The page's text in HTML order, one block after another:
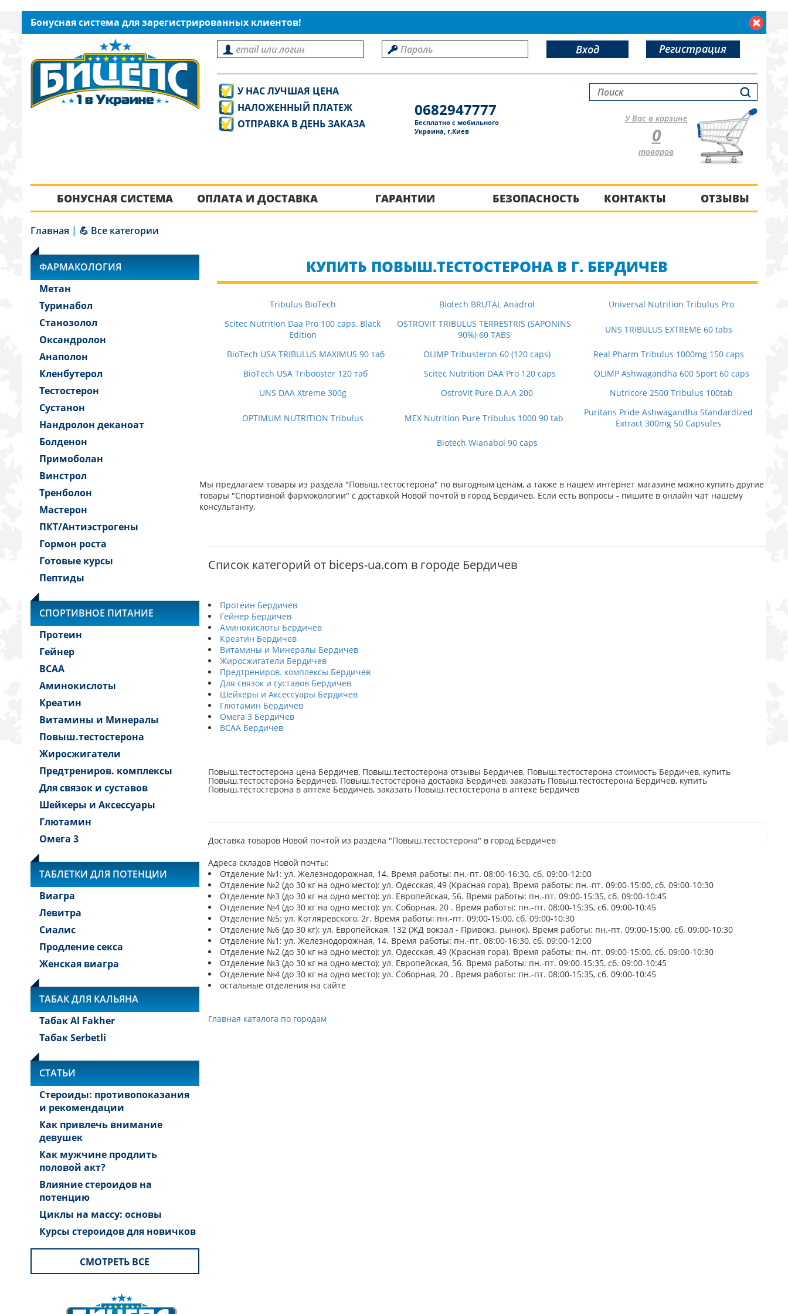
Бонусная система для зарегистрированных клиентов!
Вход Регистрация
У НАС ЛУЧШАЯ ЦЕНА
НАЛОЖЕННЫЙ ПЛАТЕЖ
ОТПРАВКА В ДЕНЬ ЗАКАЗА
0682947777
Бесплатно с мобильного
Украина, г.Киев
У Вас в корзине
0
товаров
БОНУСНАЯ СИСТЕМА ОПЛАТА И ДОСТАВКА ГАРАНТИИ БЕЗОПАСНОСТЬ КОНТАКТЫ ОТЗЫВЫ
Главная | 💪 Все категории
ФАРМАКОЛОГИЯ
Метан
Туринабол
Станозолол
Оксандролон
Анаполон
Кленбутерол
Тестостерон
Сустанон
Нандролон деканоат
Болденон
Примоболан
Винстрол
Тренболон
Мастерон
ПКТ/Антиэстрогены
Гормон роста
Готовые курсы
Пептиды
СПОРТИВНОЕ ПИТАНИЕ
Протеин
Гейнер
BCAA
Аминокислоты
Креатин
Витамины и Минералы
Повыш.тестостерона
Жиросжигатели
Предтрениров. комплексы
Для связок и суставов
Шейкеры и Аксессуары
Глютамин
Омега 3
ТАБЛЕТКИ ДЛЯ ПОТЕНЦИИ
Виагра
Левитра
Сиалис
Продление секса
Женская виагра
ТАБАК ДЛЯ КАЛЬЯНА
Табак Al Fakher
Табак Serbetli
СТАТЬИ
Стероиды: противопоказания
и рекомендации
Как привлечь внимание
девушек
Как мужчине продлить
половой акт?
Влияние стероидов на
потенцию
Циклы на массу: основы
Курсы стероидов для новичков
СМОТРЕТЬ ВСЕ
КУПИТЬ ПОВЫШ.ТЕСТОСТЕРОНА В Г. БЕРДИЧЕВ
Tribulus BioTech Biotech BRUTAL Anadrol
Universal Nutrition Tribulus Pro
Scitec Nutrition Daa Pro 100 caps. Black
Edition
OSTROVIT TRIBULUS TERRESTRIS (SAPONINS
90%) 60 TABS
UNS TRIBULUS EXTREME 60 tabs
BioTech USA TRIBULUS MAXIMUS 90 таб OLIMP Tribusteron 60 (120 caps)
Real Pharm Tribulus 1000mg 150 caps
BioTech USA Tribooster 120 таб
Scitec Nutrition DAA Pro 120 caps
OLIMP Ashwagandha 600 Sport 60 caps
UNS DAA Xtreme 300g
OstroVit Pure D.A.A 200 Nutricore 2500 Tribulus 100tab
OPTIMUM NUTRITION Tribulus MEX Nutrition Pure Tribulus 1000 90 tab
Puritans Pride Ashwagandha Standardized
Extract 300mg 50 Capsules
Biotech Wianabol 90 caps
Мы предлагаем товары из раздела "Повыш.тестостерона" по выгодным ценам, а также в нашем интернет магазине можно купить другие
товары "Спортивной фармокологии" с доставкой Новой почтой в город Бердичев. Если есть вопросы - пишите в онлайн чат нашему
консультанту.
Список категорий от biceps-ua.com в городе Бердичев
Протеин Бердичев
Гейнер Бердичев
Аминокислоты Бердичев
Креатин Бердичев
Витамины и Минералы Бердичев
Жиросжигатели Бердичев
Предтрениров. комплексы Бердичев
Для связок и суставов Бердичев
Шейкеры и Аксессуары Бердичев
Глютамин Бердичев
Омега 3 Бердичев
BCAA Бердичев
Повыш.тестостерона цена Бердичев, Повыш.тестостерона отзывы Бердичев, Повыш.тестостерона стоимость Бердичев, купить
Повыш.тестостерона Бердичев, Повыш.тестостерона доставка Бердичев, заказать Повыш.тестостерона Бердичев, купить
Повыш.тестостерона в аптеке Бердичев, заказать Повыш.тестостерона в аптеке Бердичев
Доставка товаров Новой почтой из раздела "Повыш.тестостерона" в город Бердичев
Адреса складов Новой почты:
Отделение №1: ул. Железнодорожная, 14. Время работы: пн.-пт. 08:00-16:30, сб. 09:00-12:00
Отделение №2 (до 30 кг на одно место): ул. Одесская, 49 (Красная гора). Время работы: пн.-пт. 09:00-15:00, сб. 09:00-10:30
Отделение №3 (до 30 кг на одно место): ул. Европейская, 56. Время работы: пн.-пт. 09:00-15:35, сб. 09:00-10:45
Отделение №4 (до 30 кг на одно место): ул. Соборная, 20 . Время работы: пн.-пт. 08:00-15:35, сб. 09:00-10:45
Отделение №5: ул. Котляревского, 2г. Время работы: пн.-пт. 09:00-15:00, сб. 09:00-10:30
Отделение №6 (до 30 кг): ул. Европейская, 132 (ЖД вокзал - Привокз. рынок). Время работы: пн.-пт. 09:00-15:00, сб. 09:00-10:30
Отделение №1: ул. Железнодорожная, 14. Время работы: пн.-пт. 08:00-16:30, сб. 09:00-12:00
Отделение №2 (до 30 кг на одно место): ул. Одесская, 49 (Красная гора). Время работы: пн.-пт. 09:00-15:00, сб. 09:00-10:30
Отделение №3 (до 30 кг на одно место): ул. Европейская, 56. Время работы: пн.-пт. 09:00-15:35, сб. 09:00-10:45
Отделение №4 (до 30 кг на одно место): ул. Соборная, 20 . Время работы: пн.-пт. 08:00-15:35, сб. 09:00-10:45
остальные отделения на сайте
Главная каталога по городам